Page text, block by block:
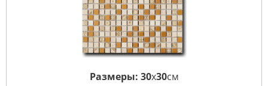
Размеры: 30x30см